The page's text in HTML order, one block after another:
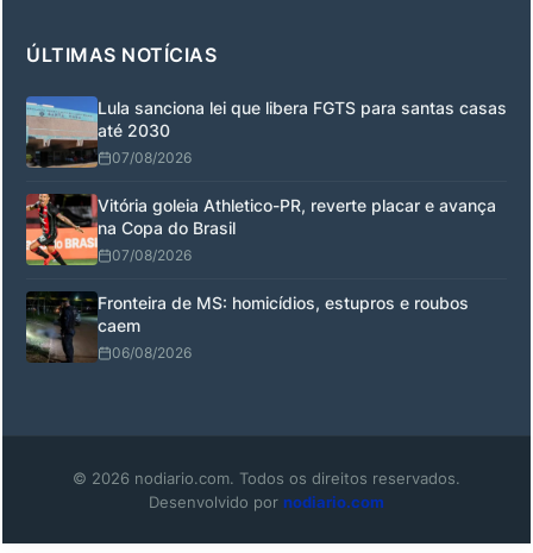
ÚLTIMAS NOTÍCIAS
Lula sanciona lei que libera FGTS para santas casas
até 2030
07/08/2026
Vitória goleia Athletico-PR, reverte placar e avança
na Copa do Brasil
07/08/2026
Fronteira de MS: homicídios, estupros e roubos
caem
06/08/2026
© 2026 nodiario.com. Todos os direitos reservados.
Desenvolvido por nodiario.com